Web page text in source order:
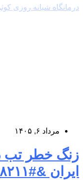
درمانگاه شبانه روزی
مرداد ۶, ۱۴۰۵